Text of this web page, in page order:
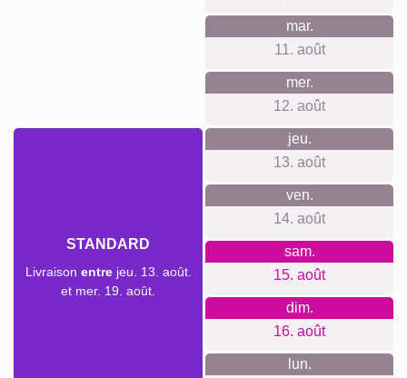
Créer un collage
Délai de livraison et aperçu de
Nous ne voulons pas faire de fausses promesses de
livraison. Avec notre aperçu de livraison, vous pouvez voir à
tout moment quand votre produit sera livré si vous
pourrait vous parvenir sous deux jours ouvrables